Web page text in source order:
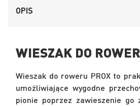
OPIS
WIESZAK DO
Wieszak do roweru PROX to
umożliwiające wygodne
pionie poprzez zawieszenie go